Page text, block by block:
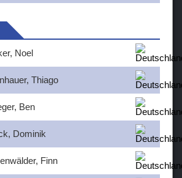
Noel
Thiago
Ben
Dominik
Finn